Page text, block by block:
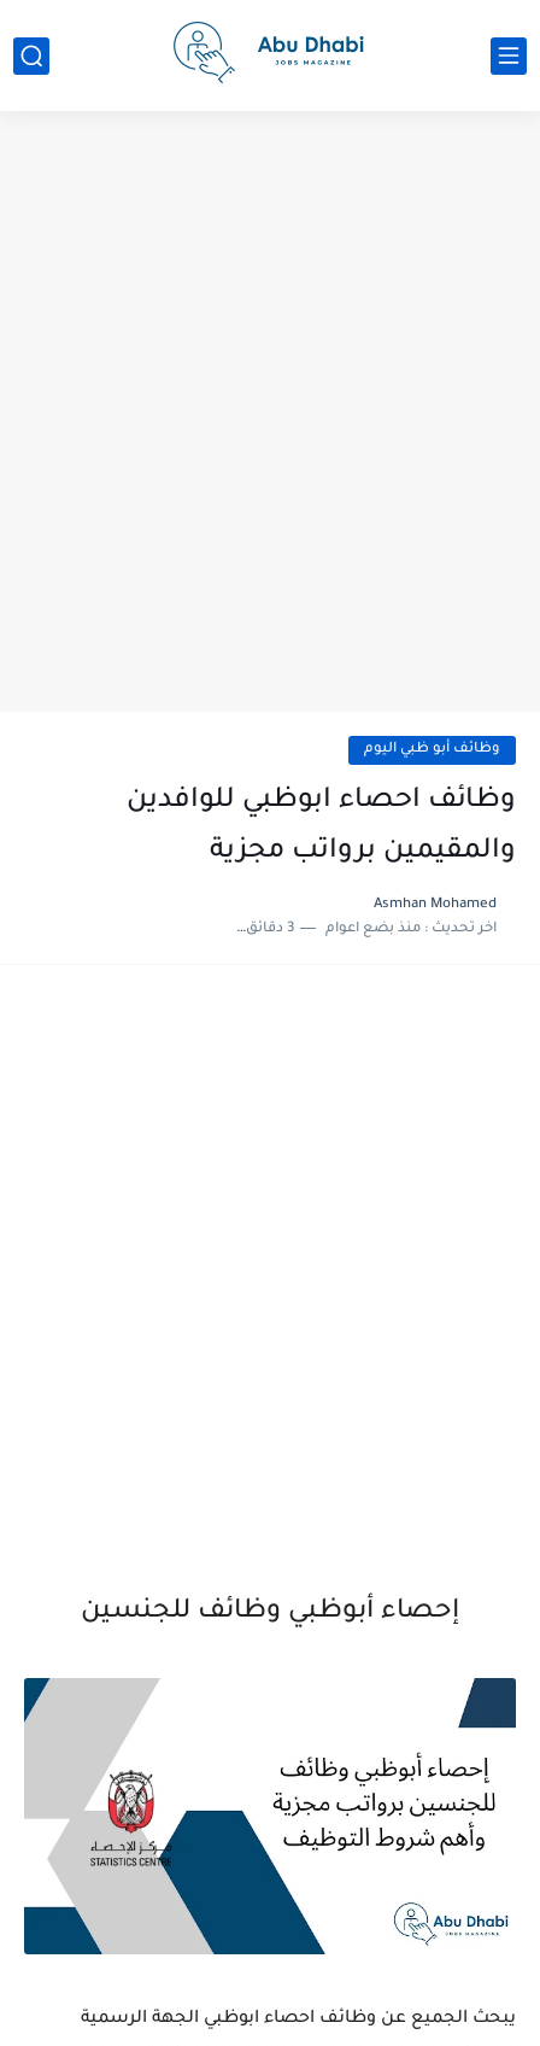
وظائف أبو ظبي اليوم
وظائف احصاء ابوظبي للوافدين
والمقيمين برواتب مجزية
Asmhan Mohamed
اخر تحديث :منذ بضع اعوام 3 دقائق للقراءة
إحصاء أبوظبي وظائف للجنسين
يبحث الجميع عن وظائف احصاء ابوظبي الجهة الرسمية